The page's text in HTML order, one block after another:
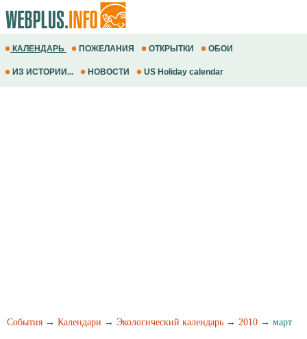
КАЛЕНДАРЬ ПОЖЕЛАНИЯ ОТКРЫТКИ ОБОИ
ИЗ ИСТОРИИ... НОВОСТИ US Holiday calendar
События → Календари → Экологический календарь → 2010 → март